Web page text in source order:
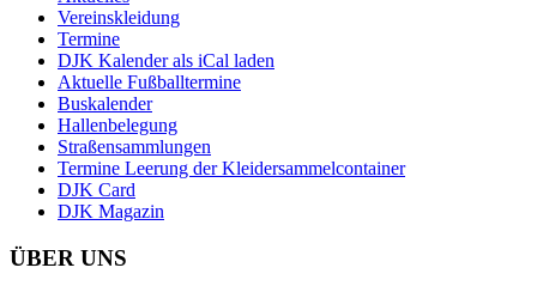
Vereinskleidung
Termine
DJK Kalender als iCal laden
Aktuelle Fußballtermine
Buskalender
Hallenbelegung
Straßensammlungen
Termine Leerung der Kleidersammelcontainer
DJK Card
DJK Magazin
ÜBER UNS